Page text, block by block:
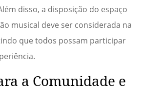
disso, a disposição do espaço
musical deve ser considerada na
que todos possam participar
a Comunidade e